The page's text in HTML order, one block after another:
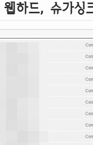
하드, 슈가싱